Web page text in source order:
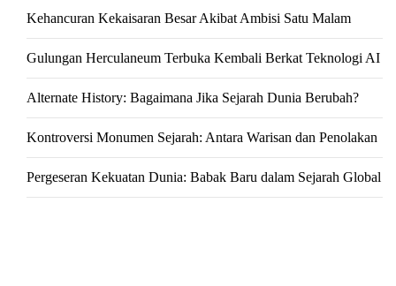
Kehancuran Kekaisaran Besar Akibat Ambisi Satu Malam
Gulungan Herculaneum Terbuka Kembali Berkat Teknologi AI
Alternate History: Bagaimana Jika Sejarah Dunia Berubah?
Kontroversi Monumen Sejarah: Antara Warisan dan Penolakan
Pergeseran Kekuatan Dunia: Babak Baru dalam Sejarah Global